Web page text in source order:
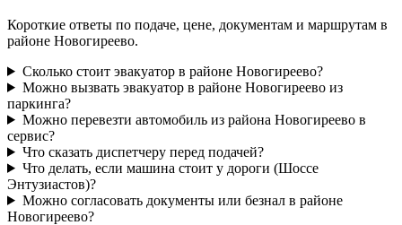
Короткие ответы по подаче, цене, документам и маршрутам в
районе Новогиреево.
Сколько стоит эвакуатор в районе Новогиреево?
Можно вызвать эвакуатор в районе Новогиреево из
паркинга?
Можно перевезти автомобиль из района Новогиреево в
сервис?
Что сказать диспетчеру перед подачей?
Что делать, если машина стоит у дороги (Шоссе
Энтузиастов)?
Можно согласовать документы или безнал в районе
Новогиреево?